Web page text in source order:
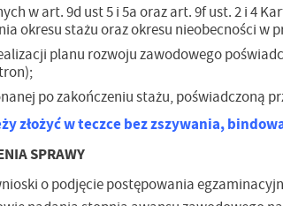
w art. 9d ust 5 i 5a oraz art. 9f ust. 2 i 4
okresu stażu oraz okresu nieobecności
planu rozwoju zawodowego
po zakończeniu stażu, poświadczoną
złożyć w teczce bez zszywania,
SPRAWY
o podjęcie postępowania
prywatność. Możesz zmienić ustawienia cookies lub
dowolnym momencie możesz dokonać zmiany swoich ustawień.
cookies służą do prawidłowego funkcjonowania strony
komfortowe korzystanie z oferowanych przez nas usług.
na podejmowane przez Ciebie działania w celu
z której korzystasz, może działać bez zakłóceń.